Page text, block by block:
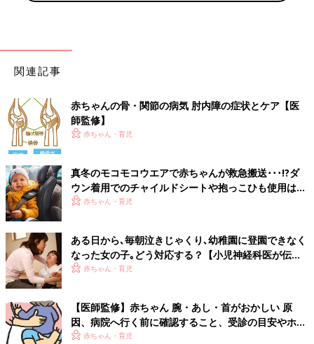
関連記事
赤ちゃんの骨・関節の病気 肘内障の症状とケア【医
師監修】
赤ちゃん・育児
真冬のモコモコウエアで赤ちゃんが救急搬送･･･!?ダ
ウン着用でのチャイルドシートや抱っこひも使用は危
険【小児科医】
赤ちゃん・育児
ある日から､毎朝泣きじゃくり､幼稚園に登園できなく
なった女の子｡どう対応する？【小児神経科医が伝え
る〜親子のゆくり〜】
赤ちゃん・育児
【医師監修】赤ちゃん 腕・あし・首がおかしい 原
因、病院へ行く前に確認すること、受診の目安やホー
ムケア
赤ちゃん・育児